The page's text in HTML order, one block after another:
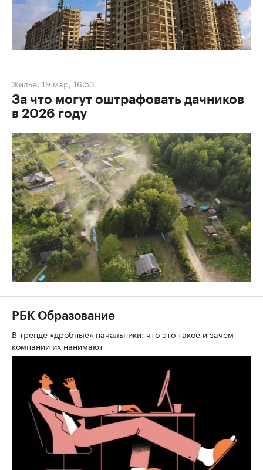
Жилье, 19 мар, 16:53
За что могут оштрафовать дачников
в 2026 году
РБК Образование
В тренде «дробные» начальники: что это такое и зачем
компании их нанимают